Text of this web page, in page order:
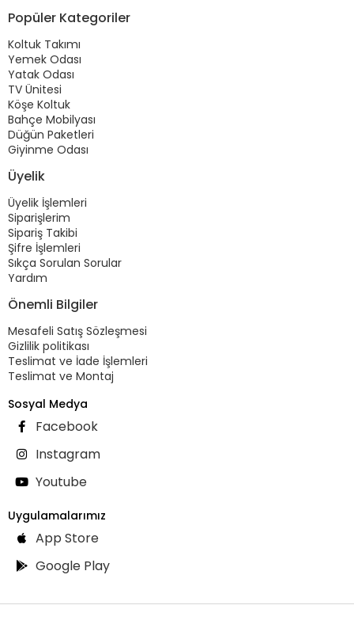
Popüler Kategoriler
Koltuk Takımı
Yemek Odası
Yatak Odası
TV Ünitesi
Köşe Koltuk
Bahçe Mobilyası
Düğün Paketleri
Giyinme Odası
Üyelik
Üyelik İşlemleri
Siparişlerim
Sipariş Takibi
Şifre İşlemleri
Sıkça Sorulan Sorular
Yardım
Önemli Bilgiler
Mesafeli Satış Sözleşmesi
Gizlilik politikası
Teslimat ve İade İşlemleri
Teslimat ve Montaj
Sosyal Medya
Facebook
Instagram
Youtube
Uygulamalarımız
App Store
Google Play